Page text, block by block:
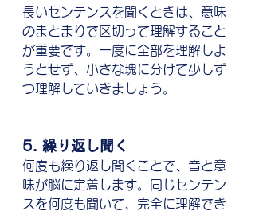
長いセンテンスを聞くときは、意味
のまとまりで区切って理解すること
が重要です。一度に全部を理解しよ
うとせず、小さな塊に分けて少しず
つ理解していきましょう。
5. 繰り返し聞く
何度も繰り返し聞くことで、音と意
味が脳に定着します。同じセンテン
スを何度も聞いて、完全に理解でき